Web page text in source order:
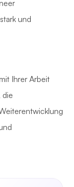
und
Ihrer Arbeit
die